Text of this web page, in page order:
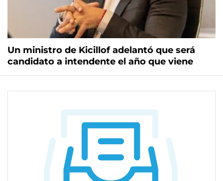
Un ministro de Kicillof adelantó que será
candidato a intendente el año que viene